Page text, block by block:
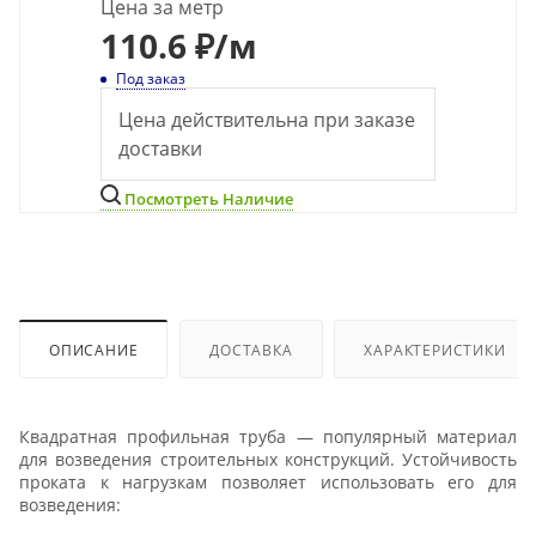
Цена за метр
110.6 ₽/м
Под заказ
Цена действительна при заказе
доставки
Посмотреть Наличие
ОПИСАНИЕ ДОСТАВКА ХАРАКТЕРИСТИКИ
Квадратная профильная труба — популярный материал
для возведения строительных конструкций. Устойчивость
проката к нагрузкам позволяет использовать его для
возведения: